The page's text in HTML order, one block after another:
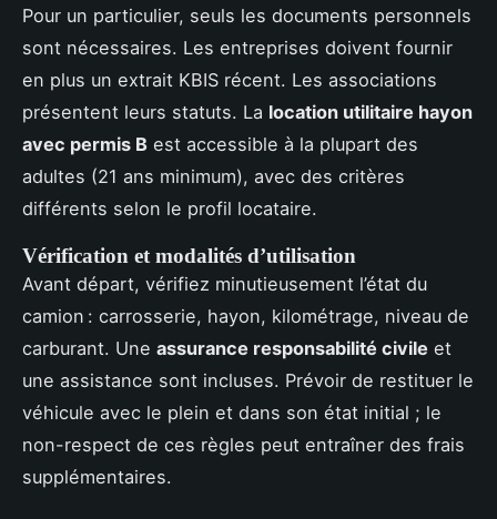
Pour un particulier, seuls les documents personnels
sont nécessaires. Les entreprises doivent fournir
en plus un extrait KBIS récent. Les associations
présentent leurs statuts. La location utilitaire hayon
avec permis B est accessible à la plupart des
adultes (21 ans minimum), avec des critères
différents selon le profil locataire.
Vérification et modalités d’utilisation
Avant départ, vérifiez minutieusement l’état du
camion : carrosserie, hayon, kilométrage, niveau de
carburant. Une assurance responsabilité civile et
une assistance sont incluses. Prévoir de restituer le
véhicule avec le plein et dans son état initial ; le
non-respect de ces règles peut entraîner des frais
supplémentaires.